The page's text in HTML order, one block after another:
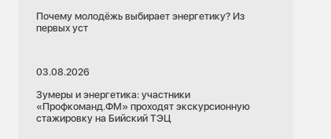
Почему молодёжь выбирает энергетику? Из
первых уст
03.08.2026
Зумеры и энергетика: участники
«Профкоманд.ФМ» проходят экскурсионную
стажировку на Бийский ТЭЦ